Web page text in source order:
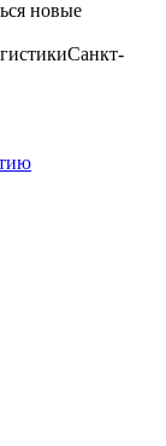
новые
Санкт-